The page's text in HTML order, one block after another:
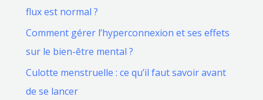
flux est normal ?
Comment gérer l’hyperconnexion et ses effets
sur le bien-être mental ?
Culotte menstruelle : ce qu’il faut savoir avant
de se lancer